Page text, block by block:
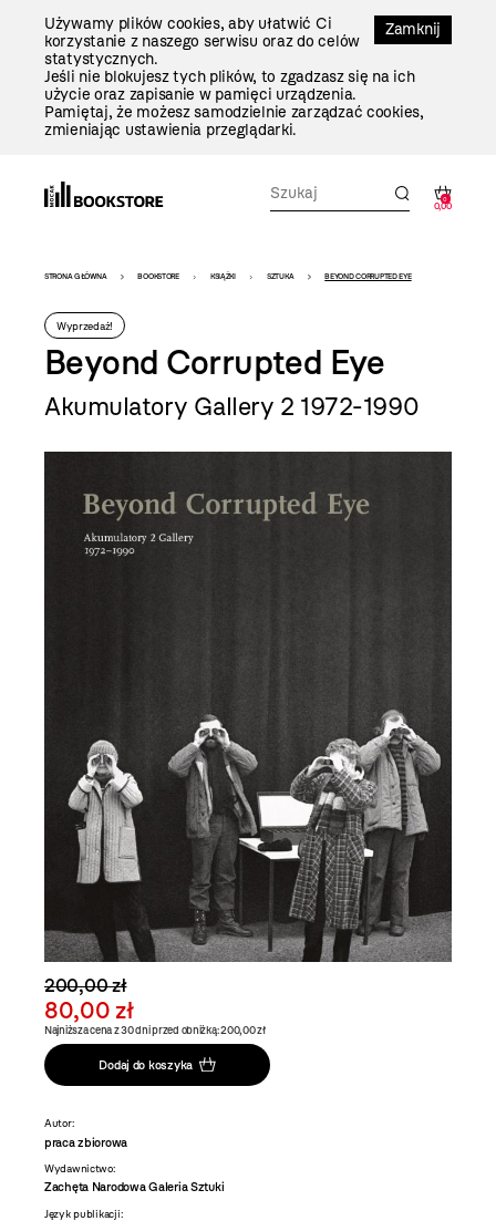
Zamknij
Używamy plików cookies, aby ułatwić Ci
korzystanie z naszego serwisu oraz do celów
statystycznych.
Jeśli nie blokujesz tych plików, to zgadzasz się na ich
użycie oraz zapisanie w pamięci urządzenia.
Pamiętaj, że możesz samodzielnie zarządzać cookies,
zmieniając ustawienia przeglądarki.
0
0,00
Bookstore
-
szablon
szczegóły
STRONA GŁÓWNA BOOKSTORE KSIĄŻKI SZTUKA BEYOND CORRUPTED EYE
Wyprzedaż!
Beyond Corrupted Eye
Akumulatory Gallery 2 1972-1990
200,00 zł
80,00 zł
Najniższa cena z 30 dni przed obniżką: 200,00 zł
Dodaj do koszyka
Autor:
praca zbiorowa
Wydawnictwo:
Zachęta Narodowa Galeria Sztuki
Język publikacji: